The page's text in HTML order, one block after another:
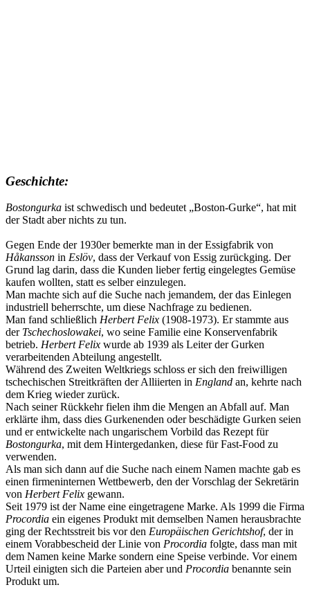
Geschichte:
Bostongurka ist schwedisch und bedeutet „Boston-Gurke“, hat mit
der Stadt aber nichts zu tun.
Gegen Ende der 1930er bemerkte man in der Essigfabrik von
Håkansson in Eslöv, dass der Verkauf von Essig zurückging. Der
Grund lag darin, dass die Kunden lieber fertig eingelegtes Gemüse
kaufen wollten, statt es selber einzulegen.
Man machte sich auf die Suche nach jemandem, der das Einlegen
industriell beherrschte, um diese Nachfrage zu bedienen.
Man fand schließlich Herbert Felix (1908-1973). Er stammte aus
der Tschechoslowakei, wo seine Familie eine Konservenfabrik
betrieb. Herbert Felix wurde ab 1939 als Leiter der Gurken
verarbeitenden Abteilung angestellt.
Während des Zweiten Weltkriegs schloss er sich den freiwilligen
tschechischen Streitkräften der Alliierten in England an, kehrte nach
dem Krieg wieder zurück.
Nach seiner Rückkehr fielen ihm die Mengen an Abfall auf. Man
erklärte ihm, dass dies Gurkenenden oder beschädigte Gurken seien
und er entwickelte nach ungarischem Vorbild das Rezept für
Bostongurka, mit dem Hintergedanken, diese für Fast-Food zu
verwenden.
Als man sich dann auf die Suche nach einem Namen machte gab es
einen firmeninternen Wettbewerb, den der Vorschlag der Sekretärin
von Herbert Felix gewann.
Seit 1979 ist der Name eine eingetragene Marke. Als 1999 die Firma
Procordia ein eigenes Produkt mit demselben Namen herausbrachte
ging der Rechtsstreit bis vor den Europäischen Gerichtshof, der in
einem Vorabbescheid der Linie von Procordia folgte, dass man mit
dem Namen keine Marke sondern eine Speise verbinde. Vor einem
Urteil einigten sich die Parteien aber und Procordia benannte sein
Produkt um.